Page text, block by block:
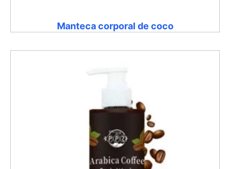
Manteca corporal de coco